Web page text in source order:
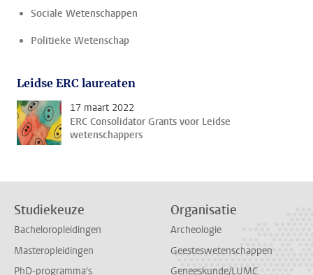
Sociale Wetenschappen
Politieke Wetenschap
Leidse ERC laureaten
17 maart 2022
ERC Consolidator Grants voor Leidse
wetenschappers
Studiekeuze
Bacheloropleidingen
Masteropleidingen
PhD-programma's
Organisatie
Archeologie
Geesteswetenschappen
Geneeskunde/LUMC